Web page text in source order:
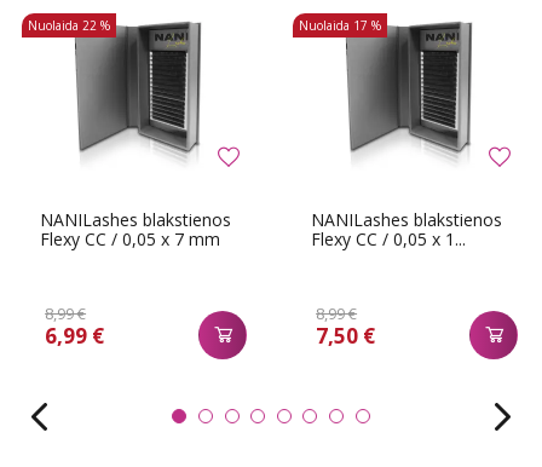
NANILashes blakstienos
Flexy CC / 0,05 x 7 mm
8,99 €
6,99 €
Nuolaida 22 %
NANILashes blakstienos
Flexy CC / 0,05 x 1...
8,99 €
7,50 €
Nuolaida 17 %